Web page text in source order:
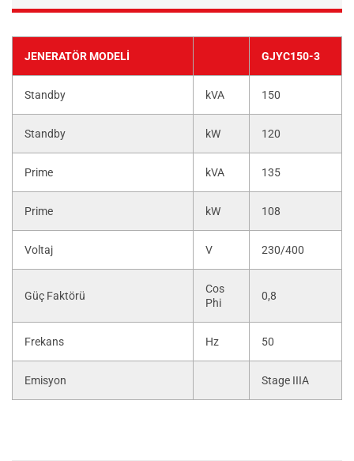
JENERATÖR MODELI GJYC150-3
Standby kVA 150
Standby kW 120
Prime kVA 135
Prime kW 108
Voltaj V 230/400
Güç Faktörü
Cos
Phi
0,8
Frekans Hz 50
Emisyon Stage IIIA